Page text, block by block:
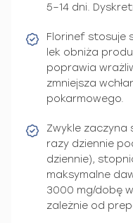
5–14 dni.
Florinef stosuje
lek obniża
poprawia
zmniejsza
pokarmowego.
Zwykle zaczyna
razy dziennie
dziennie),
maksymalne
3000 mg/dobę
zależnie od